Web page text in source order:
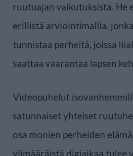
ruutuajan vaikutuksista. He
erillistä arviointimallia,
tunnistaa perheitä, joissa
saattaa vaarantaa lapsen
Videopuhelut
satunnaiset yhteiset
osa monien perheiden
ylimääräistä digiaikaa tulee